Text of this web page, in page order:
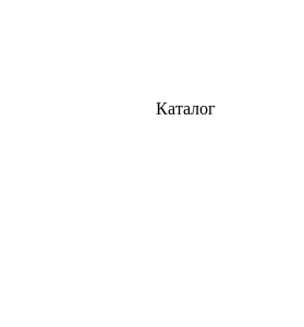
Каталог